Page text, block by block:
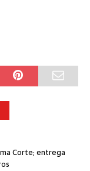
Corte; entrega